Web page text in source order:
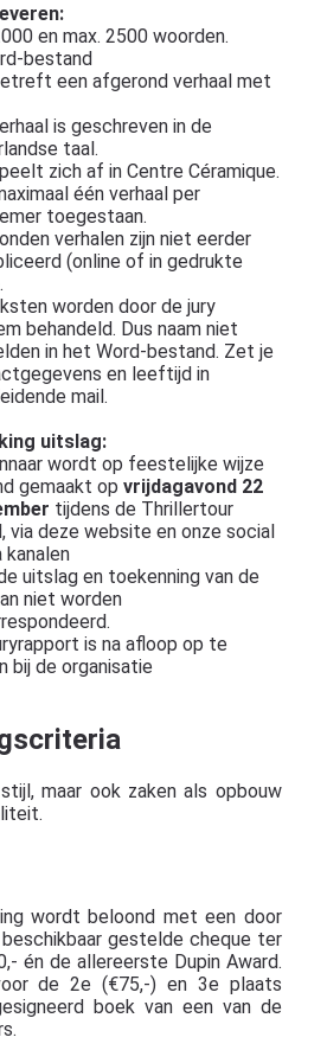
en max. 2500 woorden.
bestand
een afgerond verhaal met
is geschreven in de
taal.
zich af in Centre Céramique.
één verhaal per
toegestaan.
verhalen zijn niet eerder
(online of in gedrukte
worden door de jury
behandeld. Dus naam niet
in het Word-bestand. Zet je
en leeftijd in
mail.
uitslag:
wordt op feestelijke wijze
gemaakt op vrijdagavond 22
tijdens de Thrillertour
via deze website en onze social
kanalen
uitslag en toekenning van de
niet worden
is na afloop op te
bij de organisatie
maar ook zaken als opbouw
wordt beloond met een door
beschikbaar gestelde cheque ter
én de allereerste Dupin Award.
de 2e (€75,-) en 3e plaats
boek van een van de